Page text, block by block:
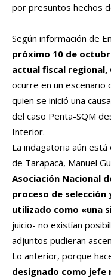
por presuntos hechos
Según información de
próximo 10 de
actual fiscal regional,
ocurre en un escenario
quien se inició una
del caso Penta-SQM
Interior.
La indagatoria aún
de Tarapacá, Manuel
Asociación Nacional
proceso de
utilizado como «una
juicio- no existían
adjuntos pudieran
Lo anterior, porque
designado como jefe